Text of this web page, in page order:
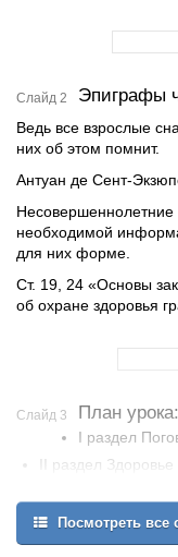
Слайд 2 Эпиграфы
Ведь все взрослые
них об этом помнит.
Антуан де Сент-
необходимой
для них форме.
Ст. 19, 24 «Основы
об охране здоровья
Слайд 3 План урока:
I раздел
II раздел
Посмотреть все